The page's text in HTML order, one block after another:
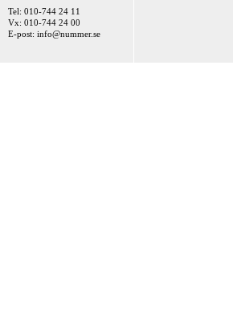
Tel: 010-744 24 11
Vx: 010-744 24 00
E-post: info@nummer.se